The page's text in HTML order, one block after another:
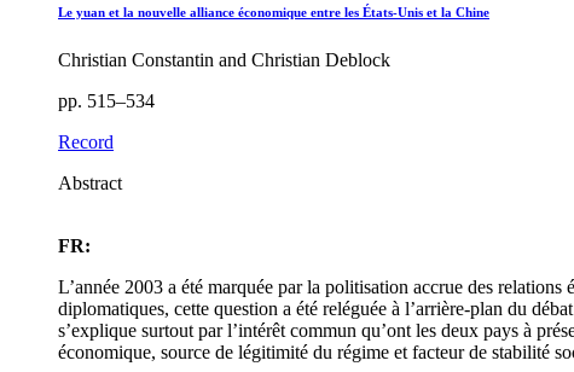
Le yuan et la nouvelle alliance économique entre les États-Unis et la Chine
Christian Constantin and Christian Deblock
pp. 515–534
Record
Abstract
FR:
L’année 2003 a été marquée par la politisation accrue des
diplomatiques, cette question a été reléguée à l’arrière-plan du
s’explique surtout par l’intérêt commun qu’ont les deux pays à
économique, source de légitimité du régime et facteur de stabilité